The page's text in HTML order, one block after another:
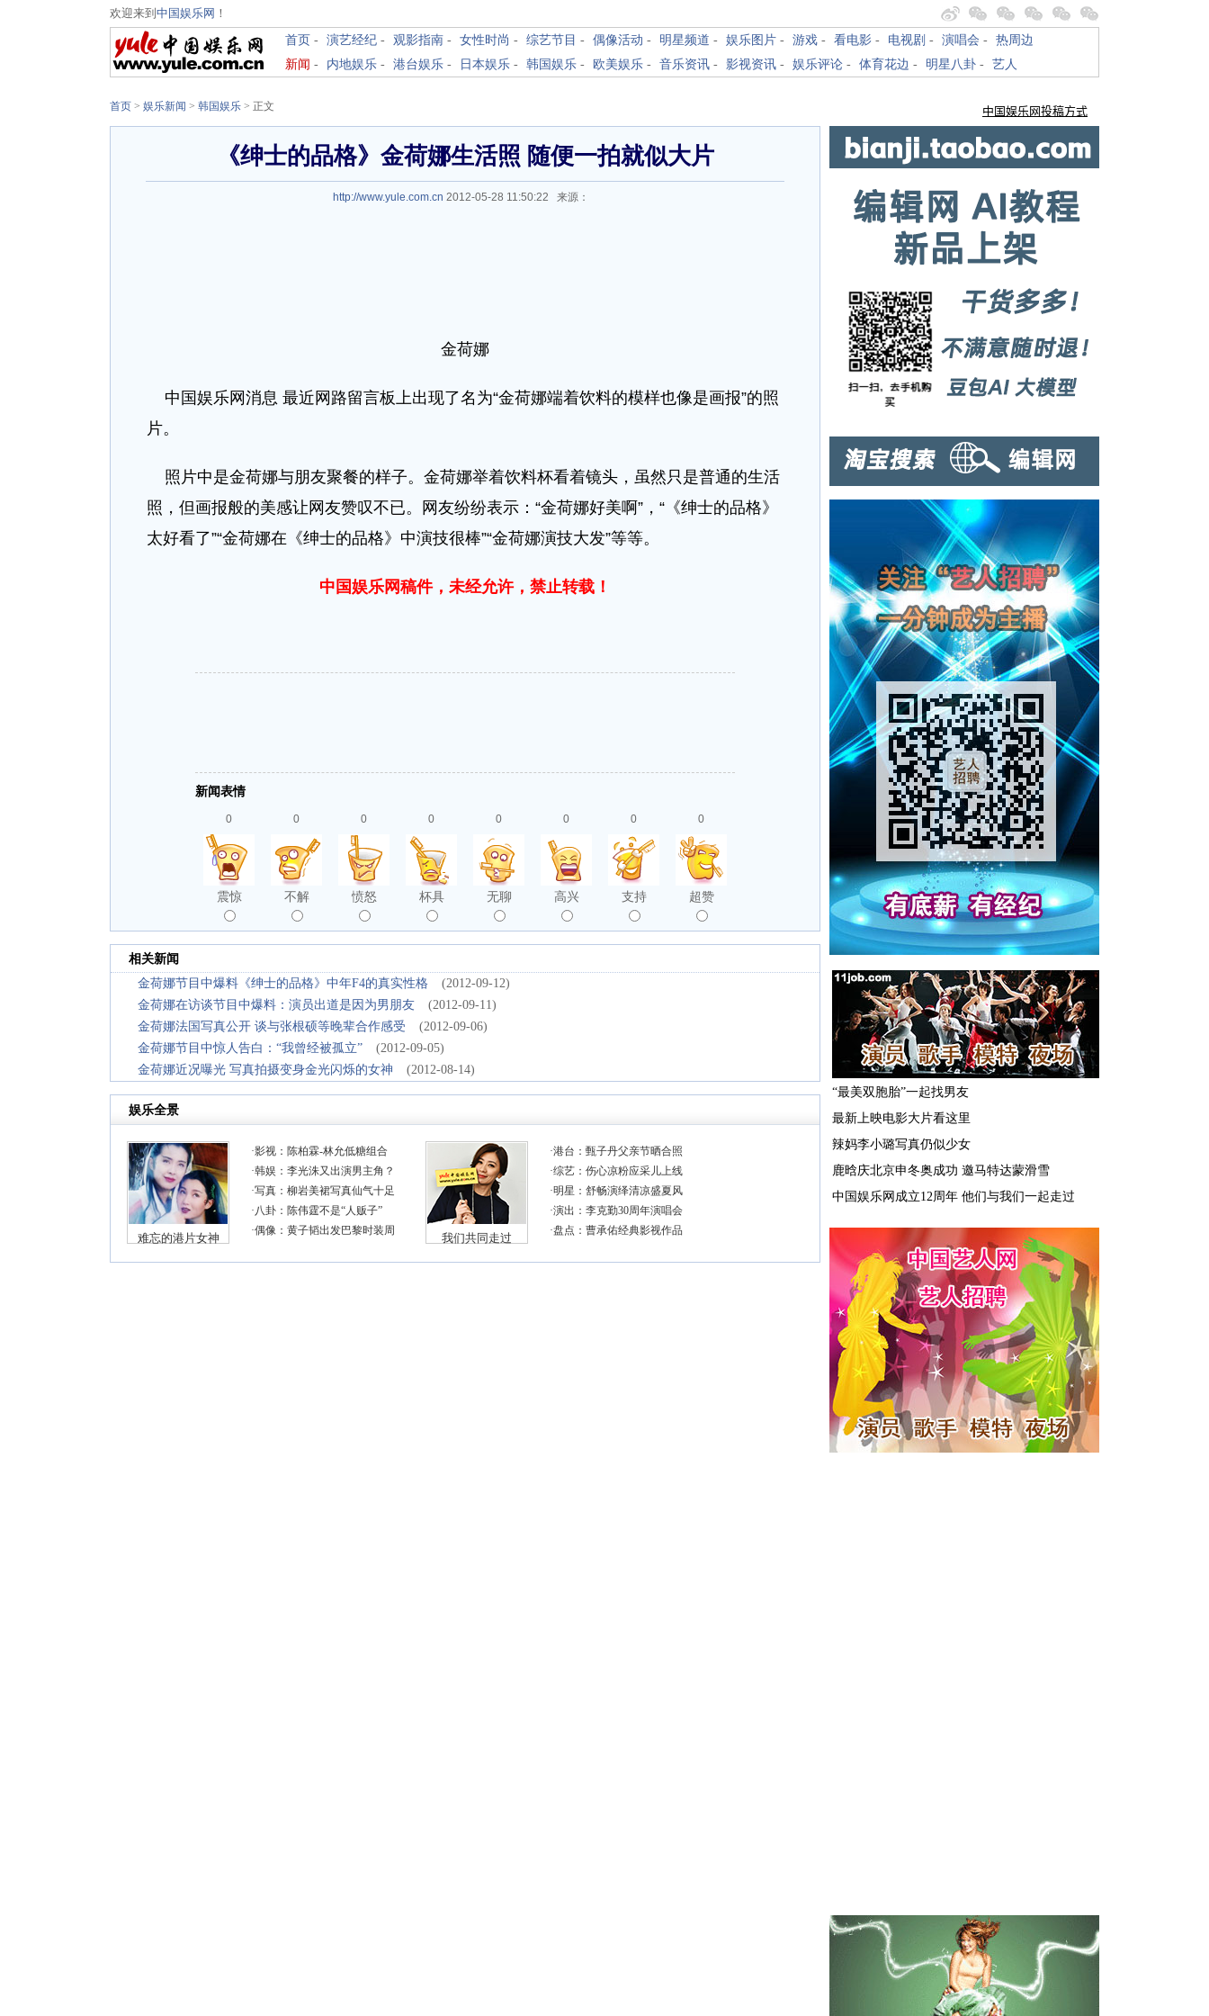
欢迎来到 中国娱乐网 ！
首页 - 演艺经纪 - 观影指南 - 女性时尚 - 综艺节目 - 偶像活动 - 明星频道 - 娱乐图片 - 游戏 - 看电影 - 电视剧 - 演唱会 - 热周边
新闻 - 内地娱乐 - 港台娱乐 - 日本娱乐 - 韩国娱乐 - 欧美娱乐 - 音乐资讯 - 影视资讯 - 娱乐评论 - 体育花边 - 明星八卦 - 艺人
首页 > 娱乐新闻 > 韩国娱乐 > 正文
《绅士的品格》金荷娜生活照 随便一拍就似大片
http://www.yule.com.cn 2012-05-28 11:50:22 来源：
金荷娜
中国娱乐网消息 最近网路留言板上出现了名为“金荷娜端着饮料的模样也像是画报”的照
片。
照片中是金荷娜与朋友聚餐的样子。金荷娜举着饮料杯看着镜头，虽然只是普通的生活
照，但画报般的美感让网友赞叹不已。网友纷纷表示：“金荷娜好美啊”，“《绅士的品格》
太好看了”“金荷娜在《绅士的品格》中演技很棒”“金荷娜演技大发”等等。
中国娱乐网稿件，未经允许，禁止转载！
新闻表情
0
震惊
0
不解
0
愤怒
0
杯具
0
无聊
0
高兴
0
支持
0
超赞
相关新闻
金荷娜节目中爆料《绅士的品格》中年F4的真实性格
(2012-09-12)
金荷娜在访谈节目中爆料：演员出道是因为男朋友
(2012-09-11)
金荷娜法国写真公开 谈与张根硕等晚辈合作感受
(2012-09-06)
金荷娜节目中惊人告白：“我曾经被孤立”
(2012-09-05)
金荷娜近况曝光 写真拍摄变身金光闪烁的女神
(2012-08-14)